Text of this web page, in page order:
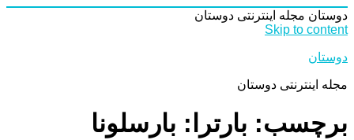
دوستان مجله اینترنتی دوستان
Skip to content
دوستان
مجله اینترنتی دوستان
برچسب: بارترا: بارسلونا